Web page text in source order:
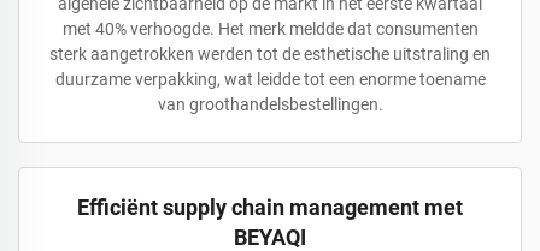
met 40% verhoogde. Het merk meldde dat consumenten
sterk aangetrokken werden tot de esthetische uitstraling en
duurzame verpakking, wat leidde tot een enorme toename
van groothandelsbestellingen.
Efficiënt supply chain management met
BEYAQI